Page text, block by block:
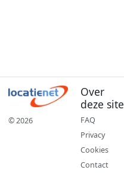
© 2026
Over
deze site
FAQ
Privacy
Cookies
Contact